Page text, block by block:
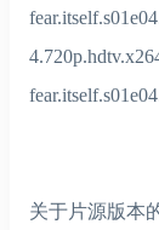
关于片源版本